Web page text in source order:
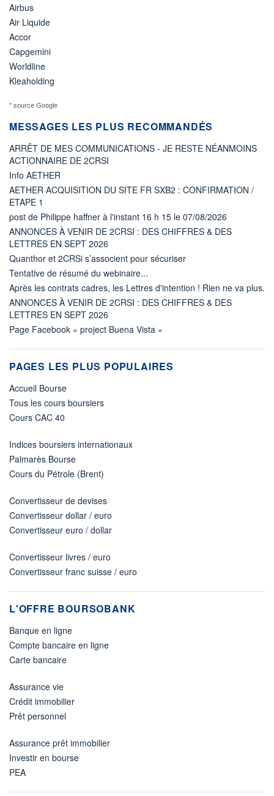
Airbus
Air Liquide
Accor
Capgemini
Worldline
Kleaholding
* source Google
MESSAGES LES PLUS RECOMMANDÉS
ARRÊT DE MES COMMUNICATIONS - JE RESTE NÉANMOINS
ACTIONNAIRE DE 2CRSI
Info AETHER
AETHER ACQUISITION DU SITE FR SXB2 : CONFIRMATION /
ETAPE 1
post de Philippe haffner à l'instant 16 h 15 le 07/08/2026
ANNONCES À VENIR DE 2CRSI : DES CHIFFRES & DES
LETTRES EN SEPT 2026
Quanthor et 2CRSi s’associent pour sécuriser
Tentative de résumé du webinaire...
Après les contrats cadres, les Lettres d'intention ! Rien ne va plus.
ANNONCES À VENIR DE 2CRSI : DES CHIFFRES & DES
LETTRES EN SEPT 2026
Page Facebook « project Buena Vista »
PAGES LES PLUS POPULAIRES
Accueil Bourse
Tous les cours boursiers
Cours CAC 40
Indices boursiers internationaux
Palmarès Bourse
Cours du Pétrole (Brent)
Convertisseur de devises
Convertisseur dollar / euro
Convertisseur euro / dollar
Convertisseur livres / euro
Convertisseur franc suisse / euro
L'OFFRE BOURSOBANK
Banque en ligne
Compte bancaire en ligne
Carte bancaire
Assurance vie
Crédit immobilier
Prêt personnel
Assurance prêt immobilier
Investir en bourse
PEA